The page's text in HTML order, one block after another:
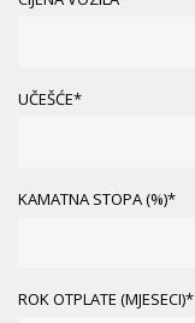
UČEŠĆE*
KAMATNA STOPA (%)*
ROK OTPLATE (MJESECI)*